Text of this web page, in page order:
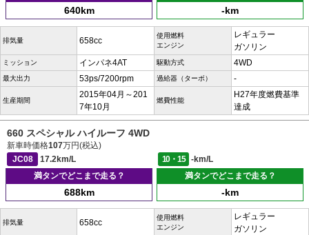
640km -km
排気量 658cc
使用燃料
エンジン
レギュラー
ガソリン
ミッション インパネ4AT 駆動方式 4WD
最大出力 53ps/7200rpm 過給器（ターボ） -
生産期間
2015年04月～201
7年10月
燃費性能
H27年度燃費基準
達成
660 スペシャル ハイルーフ 4WD
新車時価格107万円(税込)
JC08
17.2km/L 10・15
-km/L
満タンでどこまで走る？
688km
満タンでどこまで走る？
-km
排気量 658cc
使用燃料
エンジン
レギュラー
ガソリン